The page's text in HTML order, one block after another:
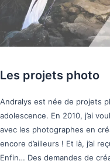
Les projets photo
Andralys est née de projets
adolescence. En 2010, j’ai
avec les photographes en
encore d’ailleurs ! Et là, j’ai
Enfin… Des demandes de